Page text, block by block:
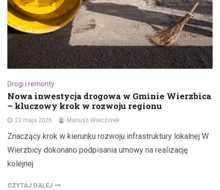
Drogi i remonty
Nowa inwestycja drogowa w Gminie Wierzbica
– kluczowy krok w rozwoju regionu
22 maja 2026 Mariusz Wieczorek
Znaczący krok w kierunku rozwoju infrastruktury lokalnej W
Wierzbicy dokonano podpisania umowy na realizację
kolejnej
CZYTAJ DALEJ